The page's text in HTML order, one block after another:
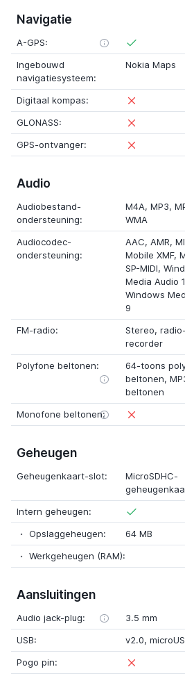
Navigatie
A-GPS:
Ingebouwd
navigatiesysteem:
Nokia Maps
Digitaal kompas:
GLONASS:
GPS-ontvanger:
Audio
Audiobestand-
ondersteuning:
M4A, MP3,
WMA
Audiocodec-
ondersteuning:
AAC, AMR,
Mobile XMF,
SP-MIDI,
Media Audio
Windows
9
FM-radio: Stereo, radio-
recorder
Polyfone beltonen:
64-toons
beltonen,
beltonen
Monofone beltonen:
Geheugen
Geheugenkaart-slot:
MicroSDHC-
Intern geheugen:
Opslaggeheugen:
64 MB
Werkgeheugen (RAM):
Aansluitingen
Audio jack-plug: 3.5 mm
USB:
v2.0,
Pogo pin: